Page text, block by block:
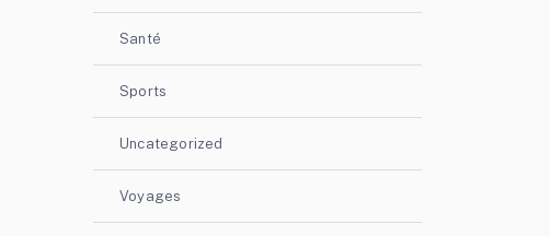
Santé
Sports
Uncategorized
Voyages